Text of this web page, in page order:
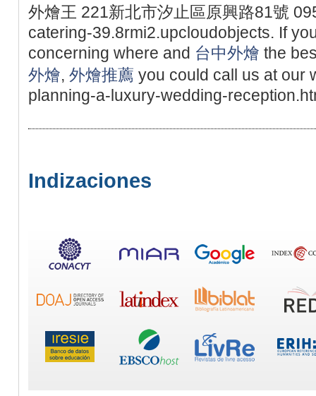
外燴王 221新北市汐止區原興路81號
catering-39.8rmi2.upcloudobjects. If
concerning where and 台中外燴 the
外燴, 外燴推薦 you could call us at our
planning-a-luxury-wedding-
Indizaciones